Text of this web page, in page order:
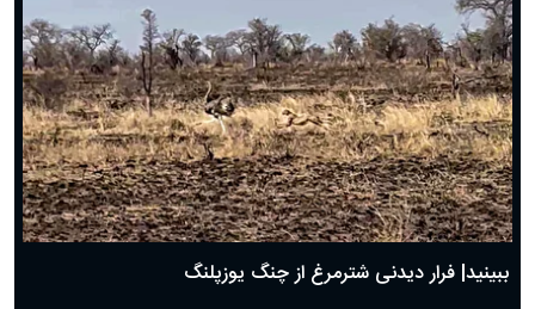
ببینید| فرار دیدنی شترمرغ از چنگ یوزپلنگ